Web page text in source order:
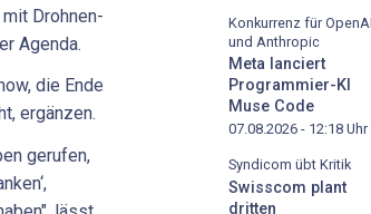
Drohnen-
Agenda.
die Ende
ergänzen.
gerufen,
Konkurrenz für OpenAI
und Anthropic
Meta lanciert
Programmier-KI
Muse Code
07.08.2026 - 12:18 Uhr
Syndicom übt Kritik
Swisscom plant
dritten